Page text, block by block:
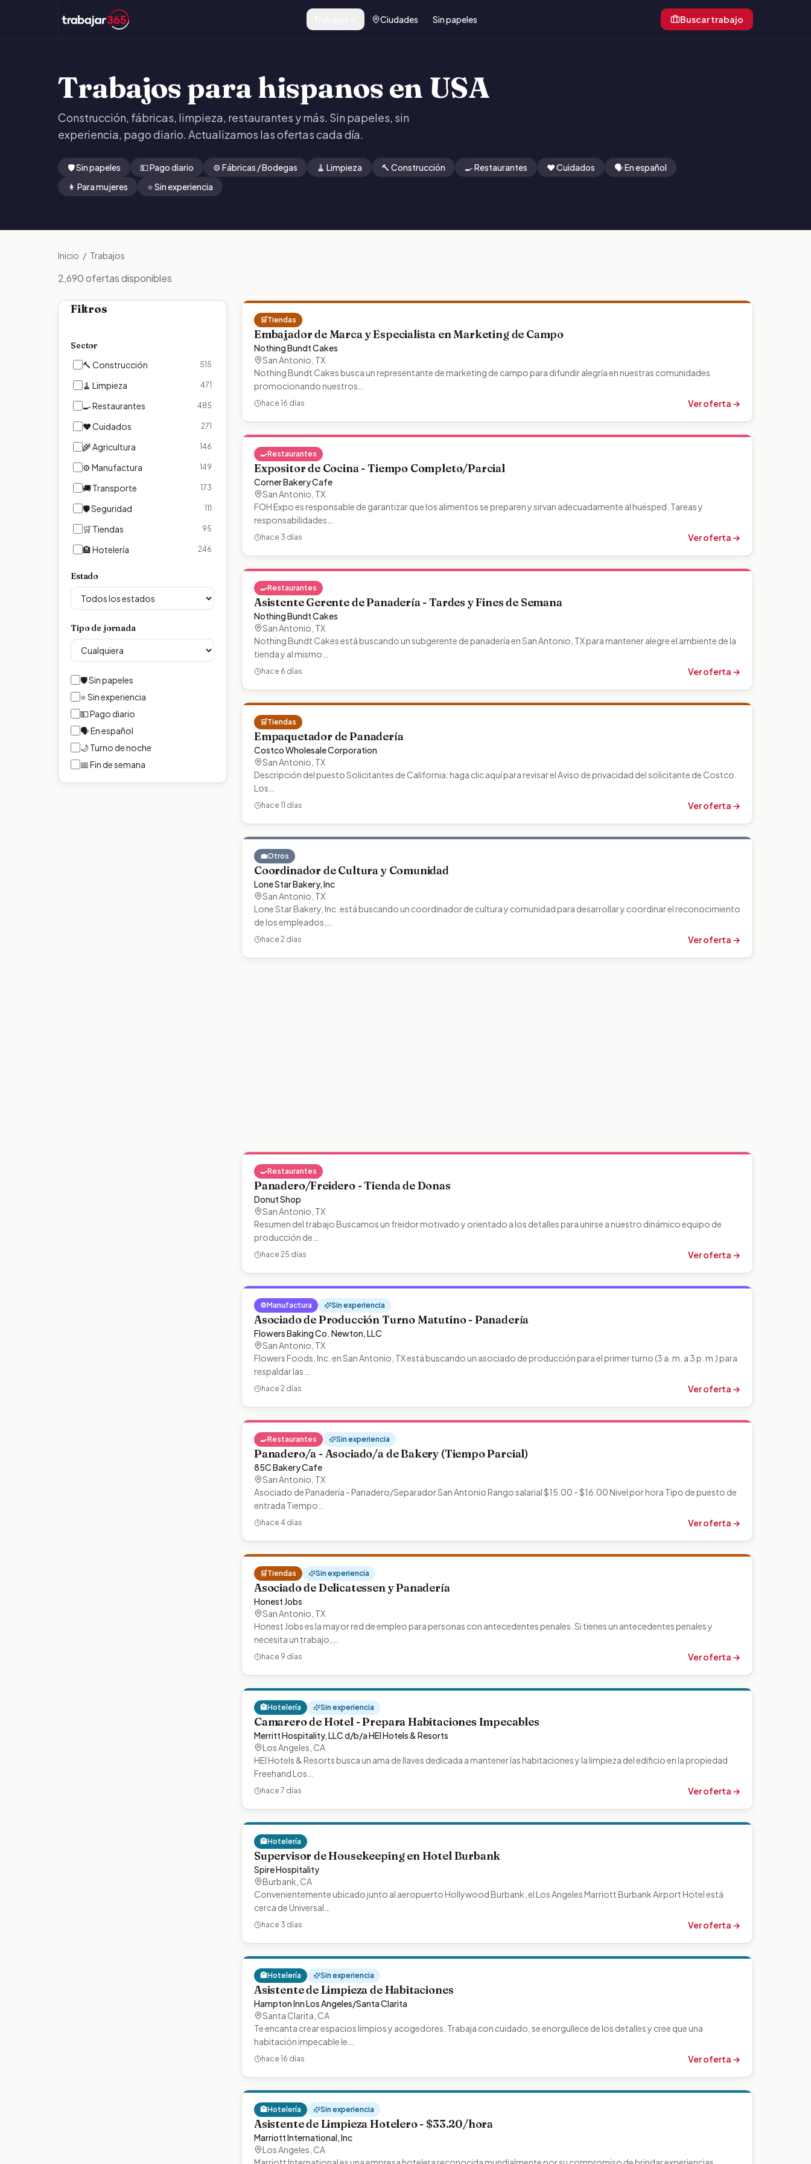
Ciudades Sin papeles Buscar trabajo
Trabajos para hispanos en USA
Construcción, fábricas, limpieza, restaurantes y más. Sin papeles, sin
experiencia, pago diario. Actualizamos las ofertas cada día.
🛡️ Sin papeles 💵 Pago diario ⚙️ Fábricas / Bodegas 🧹 Limpieza 🔨 Construcción 🍳 Restaurantes ❤️ Cuidados
🗣️ En español
👩 Para mujeres
⭐ Sin experiencia
Inicio / Trabajos
2,690ofertas disponibles
Filtros
Sector
🔨Construcción 515
🧹 Limpieza 471
🍳Restaurantes 485
❤️Cuidados 271
🌾Agricultura 146
⚙️ Manufactura 149
🚚Transporte 173
🛡️Seguridad 111
🛒 Tiendas 95
🏨Hotelería 246
Estado
Tipo de jornada
🛡️ Sin papeles
⭐ Sin experiencia
💵 Pago diario
🗣️ En español
🌙 Turno de noche
📅 Fin de semana
🛒Tiendas
Embajador de Marca y Especialista en Marketing de Campo
Nothing Bundt Cakes
San Antonio TX
Nothing Bundt Cakes busca un representante de marketing de campo para difundir alegría en nuestras comunidades
promocionando nuestros…
hace 16 días Ver oferta →
🍳Restaurantes
Expositor de Cocina - Tiempo Completo/Parcial
Corner Bakery Cafe
San Antonio TX
FOH Expo es responsable de garantizar que los alimentos se preparen y sirvan adecuadamente al huésped. Tareas y
responsabilidades…
hace 3 días Ver oferta →
🍳Restaurantes
Asistente Gerente de Panadería - Tardes y Fines de Semana
Nothing Bundt Cakes
San Antonio TX
Nothing Bundt Cakes está buscando un subgerente de panadería en San Antonio, TX para mantener alegre el ambiente de la
tienda y al mismo…
hace 6 días Ver oferta →
🛒Tiendas
Empaquetador de Panadería
Costco Wholesale Corporation
San Antonio TX
Descripción del puesto Solicitantes de California: haga clic aquí para revisar el Aviso de privacidad del solicitante de Costco.
Los…
hace 11 días Ver oferta →
💼Otros
Coordinador de Cultura y Comunidad
Lone Star Bakery, Inc
San Antonio TX
Lone Star Bakery, Inc. está buscando un coordinador de cultura y comunidad para desarrollar y coordinar el reconocimiento
de los empleados,…
hace 2 días Ver oferta →
🍳Restaurantes
Panadero/Freidero - Tienda de Donas
Donut Shop
San Antonio TX
Resumen del trabajo Buscamos un freidor motivado y orientado a los detalles para unirse a nuestro dinámico equipo de
producción de…
hace 25 días Ver oferta →
⚙️Manufactura Sin experiencia
Asociado de Producción Turno Matutino - Panadería
Flowers Baking Co. Newton, LLC
San Antonio TX
Flowers Foods, Inc. en San Antonio, TX está buscando un asociado de producción para el primer turno (3 a. m. a 3 p. m.) para
respaldar las…
hace 2 días Ver oferta →
🍳Restaurantes Sin experiencia
Panadero/a - Asociado/a de Bakery (Tiempo Parcial)
85C Bakery Cafe
San Antonio TX
Asociado de Panadería - Panadero/Separador San Antonio Rango salarial $15.00 - $16.00 Nivel por hora Tipo de puesto de
entrada Tiempo…
hace 4 días Ver oferta →
🛒Tiendas Sin experiencia
Asociado de Delicatessen y Panadería
Honest Jobs
San Antonio TX
Honest Jobs es la mayor red de empleo para personas con antecedentes penales. Si tienes un antecedentes penales y
necesita un trabajo,…
hace 9 días Ver oferta →
🏨Hotelería Sin experiencia
Camarero de Hotel - Prepara Habitaciones Impecables
Merritt Hospitality, LLC d/b/a HEI Hotels & Resorts
Los Angeles CA
HEI Hotels & Resorts busca un ama de llaves dedicada a mantener las habitaciones y la limpieza del edificio en la propiedad
Freehand Los…
hace 7 días Ver oferta →
🏨Hotelería
Supervisor de Housekeeping en Hotel Burbank
Spire Hospitality
Burbank CA
Convenientemente ubicado junto al aeropuerto Hollywood Burbank, el Los Angeles Marriott Burbank Airport Hotel está
cerca de Universal…
hace 3 días Ver oferta →
🏨Hotelería Sin experiencia
Asistente de Limpieza de Habitaciones
Hampton Inn Los Angeles/Santa Clarita
Santa Clarita CA
Te encanta crear espacios limpios y acogedores. Trabaja con cuidado, se enorgullece de los detalles y cree que una
habitación impecable le…
hace 16 días Ver oferta →
🏨Hotelería Sin experiencia
Asistente de Limpieza Hotelero - $33.20/hora
Marriott International, Inc
Los Angeles CA